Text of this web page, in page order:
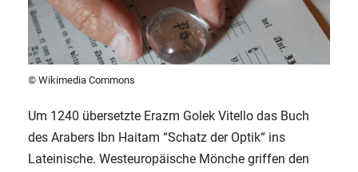
© Wikimedia Commons
Um 1240 übersetzte Erazm Golek Vitello das Buch
des Arabers Ibn Haitam “Schatz der Optik“ ins
Lateinische. Westeuropäische Mönche griffen den